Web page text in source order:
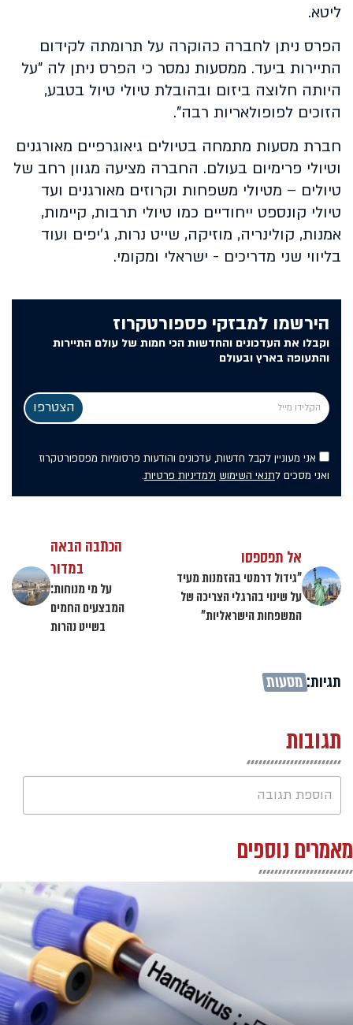
ליטא.
הפרס ניתן לחברה כהוקרה על תרומתה לקידום
התיירות ביעד. ממסעות נמסר כי הפרס ניתן לה "על
היותה חלוצה ביזום ובהובלת טיולי טיול בטבע,
הזוכים לפופולאריות רבה".
חברת מסעות מתמחה בטיולים גיאוגרפיים מאורגנים
וטיולי פרימיום בעולם. החברה מציעה מגוון רחב של
טיולים – מטיולי משפחות וקרוזים מאורגנים ועד
טיולי קונספט ייחודיים כמו טיולי תרבות, קיימות,
אמנות, קולינריה, מוזיקה, שייט נרות, ג'יפים ועוד
בליווי שני מדריכים - ישראלי ומקומי.
הירשמו למבזקי פספורטקרוז
וקבלו את העדכונים והחדשות הכי חמות של עולם התיירות
והתעופה בארץ ובעולם
אני מעוניין לקבל חדשות, עדכונים והודעות פרסומיות מפספורטקרוז
ואני מסכים לתנאי השימוש ולמדיניות פרטיות.
אל תפספסו
"גידול דרמטי בהזמנות מעיד
על שינוי בהרגלי הצריכה של
המשפחות הישראליות"
הכתבה הבאה
במדור
על מי מנוחות:
המבצעים החמים
בשייט נהרות
תגיות:מסעות
תגובות
הוספת תגובה
מאמרים נוספים